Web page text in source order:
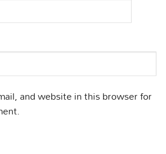
and website in this browser for